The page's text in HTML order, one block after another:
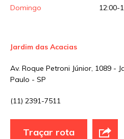
Domingo
12:00-
Jardim das Acacias
Av. Roque Petroni Júnior, 1089 -
Paulo - SP
(11) 2391-7511
Traçar rota